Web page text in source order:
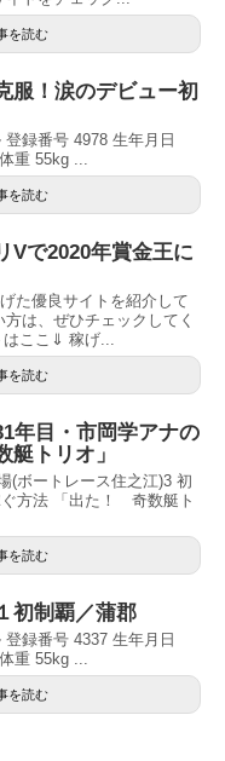
を読む
服！涙のデビュー初
録番号 4978 生年月日
重 55kg ...
を読む
Vで2020年賞金王に
た優良サイトを紹介して
は、ぜひチェックしてく
はここ⇓ 稼げ...
を読む
年目・市岡学アナの
艇トリオ」
(ボートレース住之江)3 初
方法 「出た！ 奇数艇ト
を読む
初制覇／蒲郡
録番号 4337 生年月日
重 55kg ...
を読む